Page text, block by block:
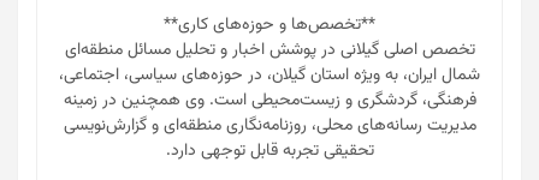
**تخصص‌ها و حوزه‌های کاری**
تخصص اصلی گیلانی در پوشش اخبار و تحلیل مسائل منطقه‌ای
شمال ایران، به ویژه استان گیلان، در حوزه‌های سیاسی، اجتماعی،
فرهنگی، گردشگری و زیست‌محیطی است. وی همچنین در زمینه
مدیریت رسانه‌های محلی، روزنامه‌نگاری منطقه‌ای و گزارش‌نویسی
تحقیقی تجربه قابل توجهی دارد.